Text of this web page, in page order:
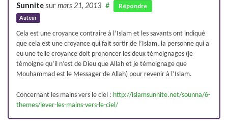
Sunnitesur mars 21, 2013
Auteur
# Répondre
Cela est une croyance contraire à l’Islam et les savants ont indiqué
que cela est une croyance qui fait sortir de l’Islam, la personne qui a
eu une telle croyance doit prononcer les deux témoignages (je
témoigne qu’il n’est de Dieu que Allah et je témoignage que
Mouhammad est le Messager de Allah) pour revenir à l’Islam.
Concernant les mains vers le ciel : http://islamsunnite.net/sounna/6-
themes/lever-les-mains-vers-le-ciel/